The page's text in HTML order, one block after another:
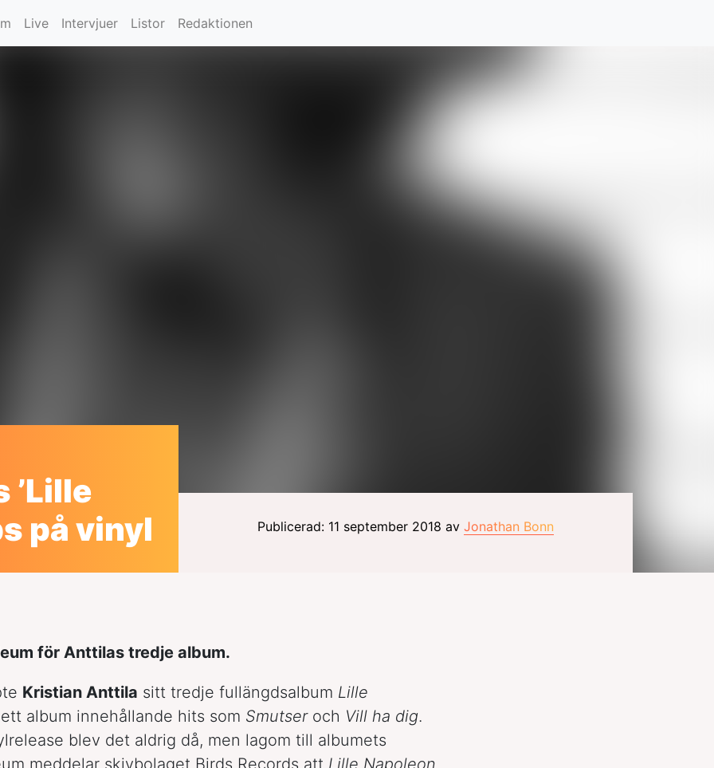
Live Intervjuer Listor Redaktionen
på vinyl
Publicerad: 11 september 2018 av Jonathan Bonn
för Anttilas tredje album.
Kristian Anttila sitt tredje fullängdsalbum Lille
album innehållande hits som Smutseroch Vill ha dig.
blev det aldrig då, men lagom till albumets
meddelar skivbolaget Birds Records att Lille Napoleon